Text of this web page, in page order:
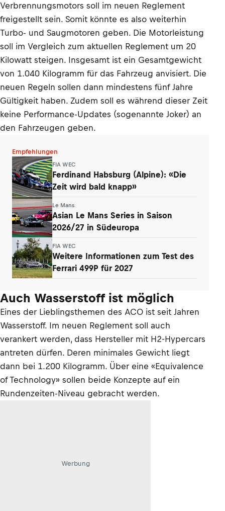
Verbrennungsmotors soll im neuen Reglement
freigestellt sein. Somit könnte es also weiterhin
Turbo- und Saugmotoren geben. Die Motorleistung
soll im Vergleich zum aktuellen Reglement um 20
Kilowatt steigen. Insgesamt ist ein Gesamtgewicht
von 1.040 Kilogramm für das Fahrzeug anvisiert. Die
neuen Regeln sollen dann mindestens fünf Jahre
Gültigkeit haben. Zudem soll es während dieser Zeit
keine Performance-Updates (sogenannte Joker) an
den Fahrzeugen geben.
Empfehlungen
FIA WEC
Ferdinand Habsburg (Alpine): «Die
Zeit wird bald knapp»
Le Mans
Asian Le Mans Series in Saison
2026/27 in Südeuropa
FIA WEC
Weitere Informationen zum Test des
Ferrari 499P für 2027
Auch Wasserstoff ist möglich
Eines der Lieblingsthemen des ACO ist seit Jahren
Wasserstoff. Im neuen Reglement soll auch
verankert werden, dass Hersteller mit H2-Hypercars
antreten dürfen. Deren minimales Gewicht liegt
dann bei 1.200 Kilogramm. Über eine «Equivalence
of Technology» sollen beide Konzepte auf ein
Rundenzeiten-Niveau gebracht werden.
Werbung